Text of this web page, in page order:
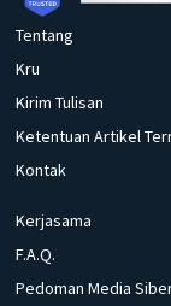
Tentang
Kru
Kirim Tulisan
Ketentuan Artikel
Kontak
Kerjasama
F.A.Q.
Pedoman Media